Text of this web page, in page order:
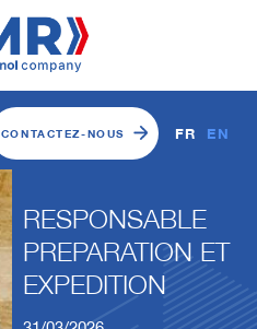
CONTACTEZ-NOUS FR EN
RESPONSABLE
PREPARATION ET
EXPEDITION